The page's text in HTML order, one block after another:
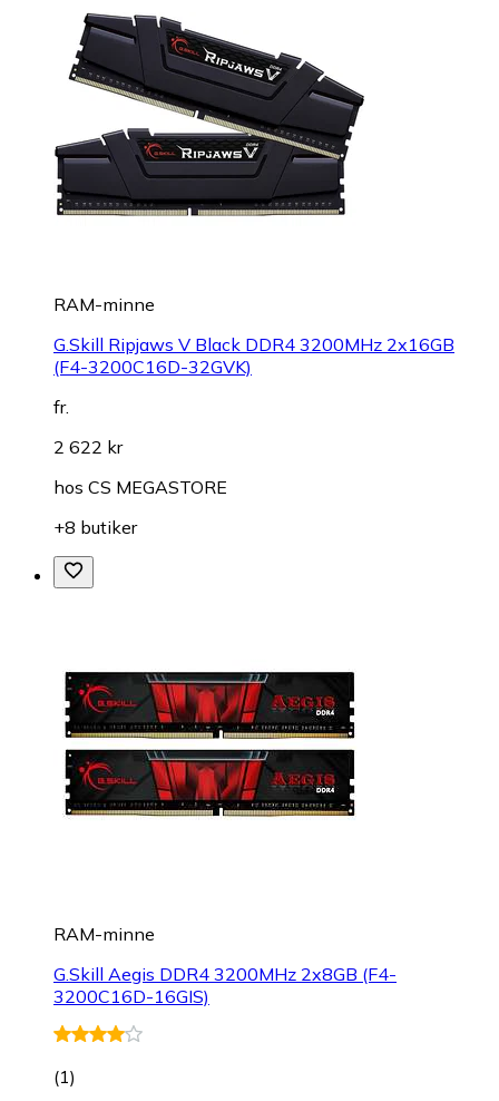
RAM-minne
G.Skill Ripjaws V Black DDR4 3200MHz 2x16GB
(F4-3200C16D-32GVK)
fr.
2 622 kr
hos CS MEGASTORE
+8 butiker
RAM-minne
G.Skill Aegis DDR4 3200MHz 2x8GB (F4-
3200C16D-16GIS)
(1)